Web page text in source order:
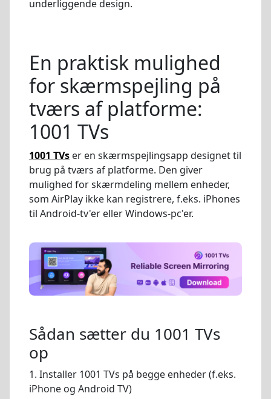
underliggende design.
En praktisk mulighed
for skærmspejling på
tværs af platforme:
1001 TVs
1001 TVs er en skærmspejlingsapp designet til
brug på tværs af platforme. Den giver
mulighed for skærmdeling mellem enheder,
som AirPlay ikke kan registrere, f.eks. iPhones
til Android-tv'er eller Windows-pc'er.
Sådan sætter du 1001 TVs
op
1. Installer 1001 TVs på begge enheder (f.eks.
iPhone og Android TV)